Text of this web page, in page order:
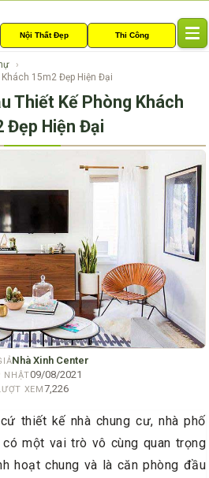
Nội Thất Đẹp Thi Công
l
a
i
g
a
i
o
n
15m2 Đẹp Hiện Đại
Thiết Kế Phòng Khách
Đẹp Hiện Đại
Nhà Xinh Center
NHẬT09/08/2021
XEM7,226
thiết kế nhà chung cư, nhà phố
một vai trò vô cùng quan trọng
hoạt chung và là căn phòng đầu